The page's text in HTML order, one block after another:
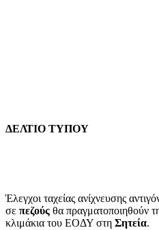
ΔΕΛΤΙΟ ΤΥΠΟΥ
Έλεγχοι ταχείας ανίχνευσης
σε πεζούς θα πραγματοποιηθούν
κλιμάκια του ΕΟΔΥ στη Σητεία.